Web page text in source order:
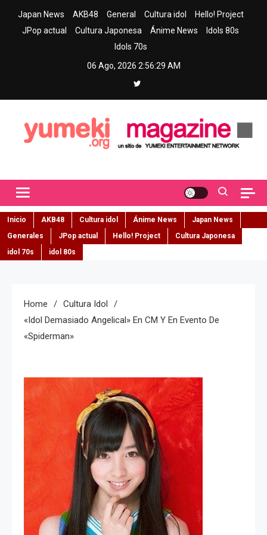
Japan News AKB48 General Cultura idol
Hello! Project
JPop actual
Cultura Japonesa Ánime News
Idols 80s
Idols 70s
06 Ago, 2026 2:56:30 AM
Inicio AKB48 Cultura idol Ánime News
Japan News
Generales
JPop actual Hello! Project
Cultura Japonesa
idol 70s
idol 80s
Home
Cultura Idol
«idol Demasiado Angelical» En CM Y En Evento De
«Spiderman»